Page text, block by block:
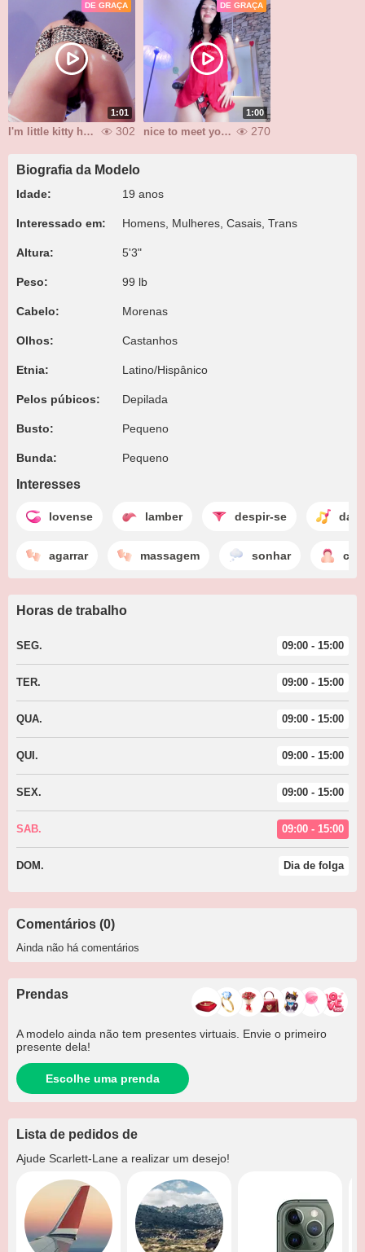
DE GRAÇA
1:01
I'm little kitty horny 302
DE GRAÇA
1:00
nice to meet you!!!! 270
Biografia da Modelo
Idade: 19 anos
Interessado em: Homens, Mulheres, Casais, Trans
Altura: 5'3"
Peso: 99 lb
Cabelo: Morenas
Olhos: Castanhos
Etnia: Latino/Hispânico
Pelos púbicos: Depilada
Busto: Pequeno
Bunda: Pequeno
Interesses
lovense lamber despir-se
agarrar massagem sonhar
Horas de trabalho
SEG. 09:00 - 15:00
TER. 09:00 - 15:00
QUA. 09:00 - 15:00
QUI. 09:00 - 15:00
SEX. 09:00 - 15:00
SAB. 09:00 - 15:00
DOM. Dia de folga
Comentários (0)
Ainda não há comentários
Prendas
A modelo ainda não tem presentes virtuais. Envie o primeiro
presente dela!
Escolhe uma prenda
Lista de pedidos de
Ajude Scarlett-Lane a realizar um desejo!